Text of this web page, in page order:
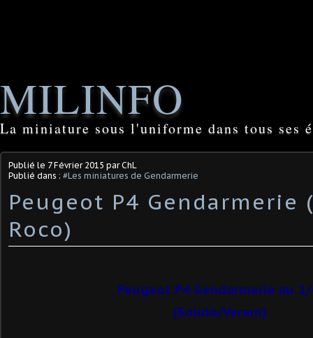
MILINFO
La miniature sous l'uniforme dans tous ses
Publié le 7 Février 2015 par ChL
Publié dans : #Les miniatures de Gendarmerie
Peugeot P4 Gendarmerie
Roco)
Peugeot P4 Gendarmerie au
(Solido/Verem)